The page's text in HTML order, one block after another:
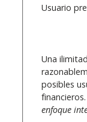
Usuario
Una
posibles
financieros.
enfoque